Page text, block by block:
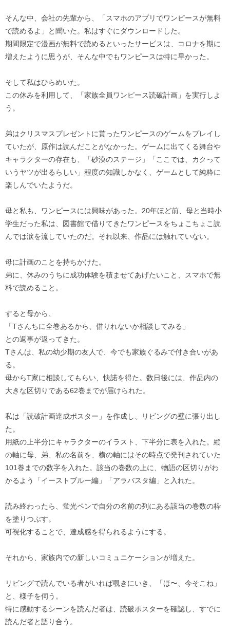
そんな中、会社の先輩から、「スマホのアプリでワンピースが無料
で読めるよ」と聞いた。私はすぐにダウンロードした。
期間限定で漫画が無料で読めるといったサービスは、コロナを期に
増えたように思うが、そんな中でもワンピースは特に早かった。
そして私はひらめいた。
この休みを利用して、「家族全員ワンピース読破計画」を実行しよ
う。
弟はクリスマスプレゼントに貰ったワンピースのゲームをプレイし
ていたが、原作は読んだことがなかった。ゲームに出てくる舞台や
キャラクターの存在も、「砂漠のステージ」「ここでは、カクって
いうヤツが出るらしい」程度の知識しかなく、ゲームとして純粋に
楽しんでいたようだ。
母と私も、ワンピースには興味があった。20年ほど前、母と当時小
学生だった私は、図書館で借りてきたワンピースをちょこちょこ読
んでは涙を流していたのだ。それ以来、作品には触れていない。
母に計画のことを持ちかけた。
弟に、休みのうちに成功体験を積ませてあげたいこと、スマホで無
料で読めること。
すると母から、
「Tさんちに全巻あるから、借りれないか相談してみる」
との返事が返ってきた。
Tさんは、私の幼少期の友人で、今でも家族ぐるみで付き合いがあ
る。
母からT家に相談してもらい、快諾を得た。数日後には、作品内の
大きな区切りである62巻までが届けられた。
私は「読破計画達成ポスター」を作成し、リビングの壁に張り出し
た。
用紙の上半分にキャラクターのイラスト、下半分に表を入れた。縦
の軸に母、弟、私の名前を、横の軸にはその時点で発刊されていた
101巻までの数字を入れた。該当の巻数の上に、物語の区切りがわ
かるよう「イーストブルー編」「アラバスタ編」と入れた。
読み終わったら、蛍光ペンで自分の名前の列にある該当の巻数の枠
を塗りつぶす。
可視化することで、達成感を得られるようにする。
それから、家族内での新しいコミュニケーションが増えた。
リビングで読んでいる者がいれば覗きにいき、「ほ〜、今そこね」
と、様子を伺う。
特に感動するシーンを読んだ者は、読破ポスターを確認し、すでに
読んだ者と語り合う。